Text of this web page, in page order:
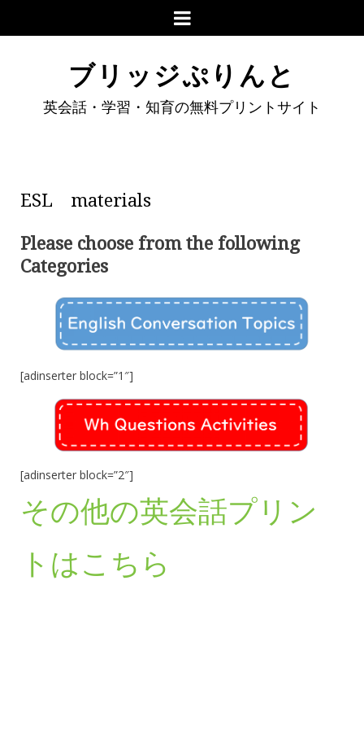
ブリッジぷりんと
英会話・学習・知育の無料プリントサイト
ESL materials
Please choose from the following
Categories
[adinserter block=”1″]
[adinserter block=”2″]
その他の英会話プリン
トはこちら